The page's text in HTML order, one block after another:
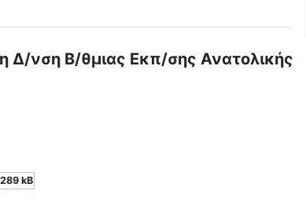
Δ/νση Β/θμιας Εκπ/σης Ανατολικής
289 kB